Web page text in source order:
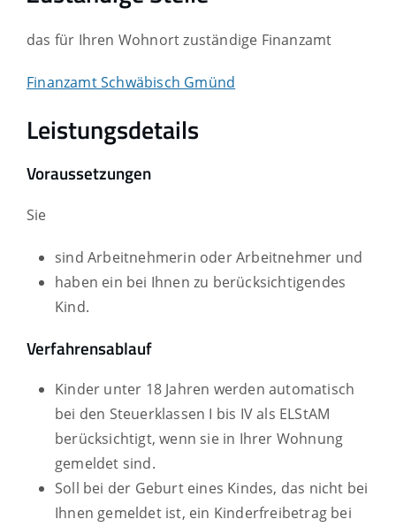
das für Ihren Wohnort zuständige Finanzamt
Finanzamt Schwäbisch Gmünd
Leistungsdetails
Voraussetzungen
Sie
sind Arbeitnehmerin oder Arbeitnehmer und
haben ein bei Ihnen zu berücksichtigendes
Kind.
Verfahrensablauf
Kinder unter 18 Jahren werden automatisch
bei den Steuerklassen I bis IV als ELStAM
berücksichtigt, wenn sie in Ihrer Wohnung
gemeldet sind.
Soll bei der Geburt eines Kindes, das nicht bei
Ihnen gemeldet ist, ein Kinderfreibetrag bei